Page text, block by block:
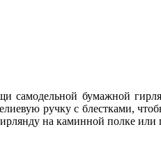
самодельной бумажной
ручку с блестками,
на каминной полке